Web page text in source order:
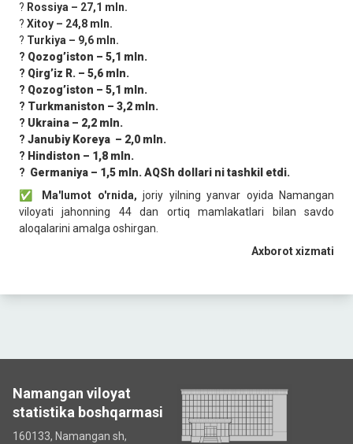
? Rossiya – 27,1 mln.
? Xitoy – 24,8 mln.
? Turkiya – 9,6 mln.
? Qozogʼiston – 5,1 mln.
? Qirgʼiz R. – 5,6 mln.
? Qozogʼiston – 5,1 mln.
? Turkmaniston – 3,2 mln.
? Ukraina – 2,2 mln.
? Janubiy Koreya – 2,0 mln.
? Hindiston – 1,8 mln.
? Germaniya – 1,5 mln. АQSh dollari ni tashkil etdi.
✅
Ma'lumot o'rnida, joriy yilning yanvar oyida Namangan
viloyati jahonning 44 dan ortiq mamlakatlari bilan savdo
aloqalarini amalga oshirgan.
Axborot xizmati
Namangan viloyat
statistika boshqarmasi
160133, Namangan sh,